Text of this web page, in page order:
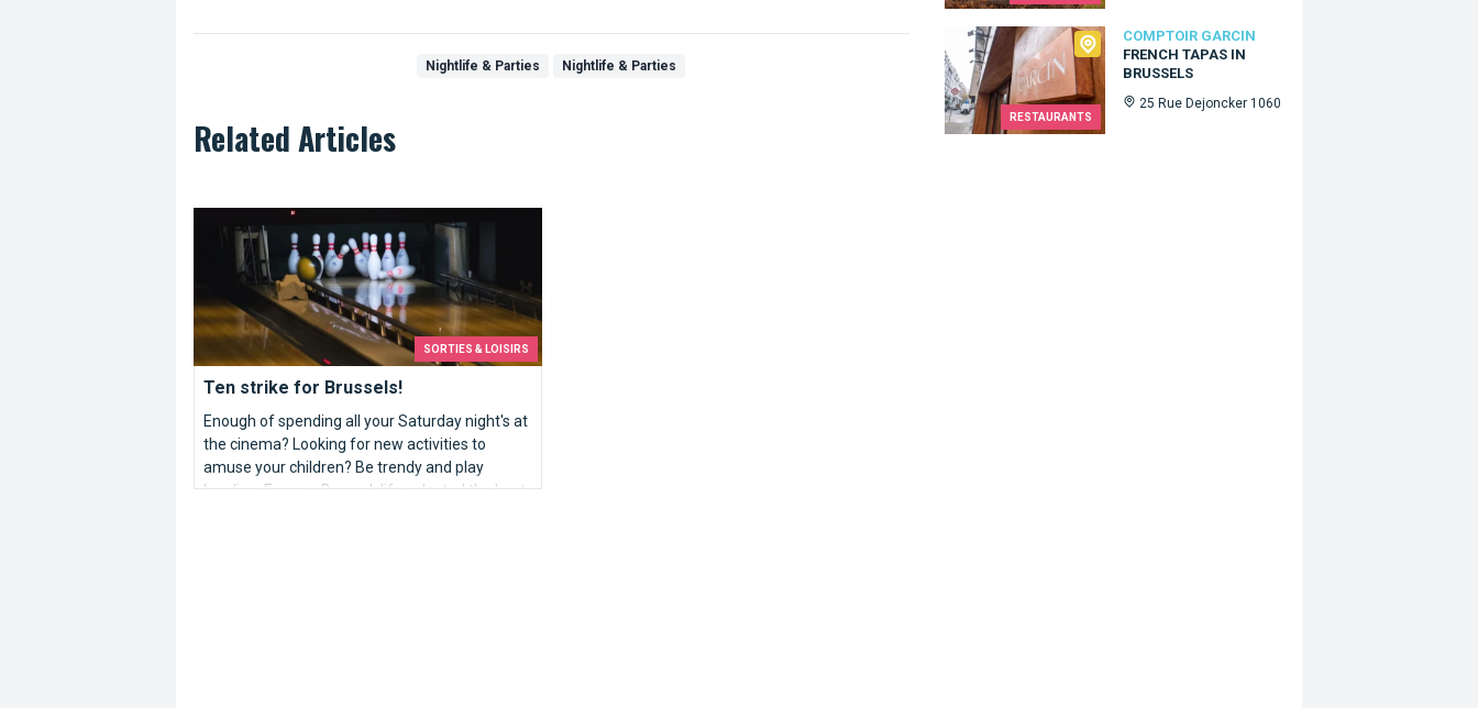
Nightlife & Parties Nightlife & Parties
Related Articles
SORTIES & LOISIRS
Ten strike for Brussels!
Enough of spending all your Saturday night's at
the cinema? Looking for new activities to
amuse your children? Be trendy and play
bowling. For you, Brusselslife selected the best
Ten strike for Brussels!
RESTAURANTS
COMPTOIR GARCIN
FRENCH TAPAS IN
BRUSSELS
25 Rue Dejoncker 1060
Comptoir Garcin